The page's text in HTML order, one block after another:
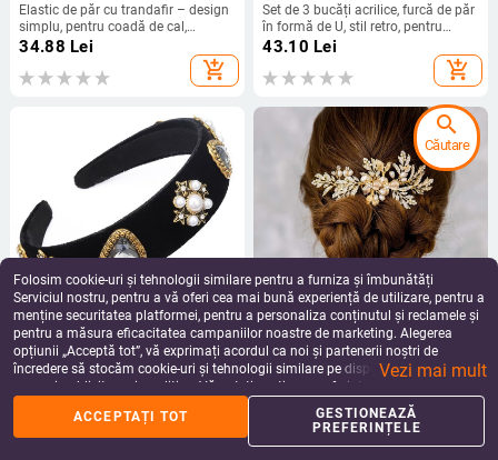
Elastic de păr cu trandafir – design
simplu, pentru coadă de cal,
rezistent
34.88 Lei
add_shopping_cart
Set de 3 bucăți acrilice, furcă de păr
în formă de U, stil retro, pentru
femei
43.10 Lei
add_shopping_cart
Bandă Barocă pentru femei,
material în carouri, lucrată manual,
formă de constelație, accesorii
pentru cap
47.89Lei
add_shopping_cart
Pieptene metalic pentru păr, pentru
femei — personalizare la comandă,
ambalare individuală, accesorii
pentru cap
54.38Lei
add_shopping_cart
Folosim cookie-uri și tehnologii similare pentru a furniza și îmbunătăți
Serviciul nostru, pentru a vă oferi cea mai bună experiență de utilizare, pentru a
menține securitatea platformei, pentru a personaliza conținutul și reclamele și
pentru a măsura eficacitatea campaniilor noastre de marketing. Alegerea
opțiunii „Acceptă tot”, vă exprimați acordul ca noi și partenerii noștri de
încredere să stocăm cookie-uri și tehnologii similare pe dispozitivul dvs. în
scopuri publicitare și analitice. Vă puteți gestiona preferințele în orice moment
făcând clic pe „Gestionează preferințele”. Pentru mai multe informații, vă
rugăm să consultațiPolitica noastră de confidențialitate.
Vezi mai mult
ACCEPTAȚI TOT
GESTIONEAZĂ
PREFERINȚELE
search
Căutare